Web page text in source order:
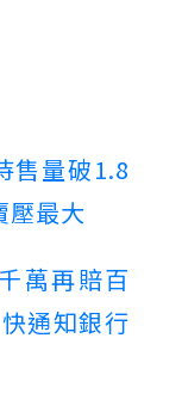
售量破1.8
壓最大
萬再賠百
通知銀行